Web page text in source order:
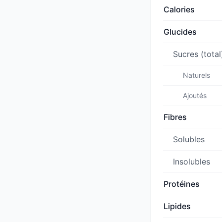
Calories
Glucides
Sucres
Naturels
Ajoutés
Fibres
Solubles
Insolubles
Protéines
Lipides